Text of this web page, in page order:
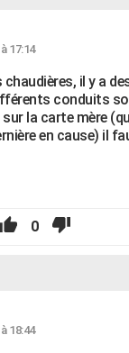
17:14
il y a
conduits
la carte mère
en cause) il
0
18:44